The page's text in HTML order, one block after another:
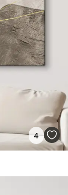
4